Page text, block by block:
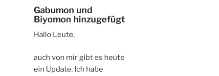
added
Gabumon und
Biyomon hinzugefügt
Hallo Leute,
auch von mir gibt es heute
ein Update. Ich habe